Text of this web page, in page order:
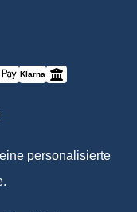
Klarna
personalisierte